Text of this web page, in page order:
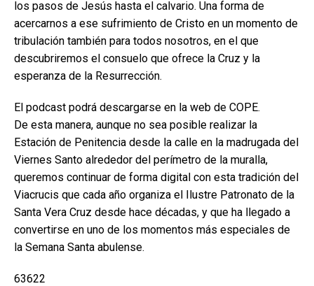
los pasos de Jesús hasta el calvario. Una forma de
acercarnos a ese sufrimiento de Cristo en un momento de
tribulación también para todos nosotros, en el que
descubriremos el consuelo que ofrece la Cruz y la
esperanza de la Resurrección.
El podcast podrá descargarse en la web de COPE.
De esta manera, aunque no sea posible realizar la
Estación de Penitencia desde la calle en la madrugada del
Viernes Santo alrededor del perímetro de la muralla,
queremos continuar de forma digital con esta tradición del
Viacrucis que cada año organiza el Ilustre Patronato de la
Santa Vera Cruz desde hace décadas, y que ha llegado a
convertirse en uno de los momentos más especiales de
la Semana Santa abulense.
63622